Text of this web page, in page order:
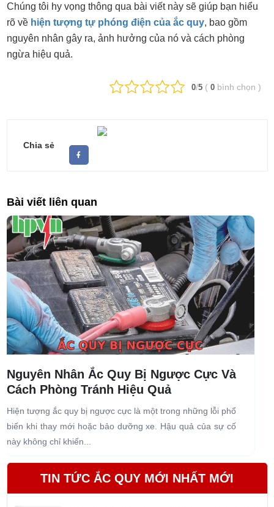
Chúng tôi hy vọng thông qua bài viết này sẽ giúp bạn hiểu
rõ về hiện tượng tự phóng điện của ắc quy, bao gồm
nguyên nhân gây ra, ảnh hưởng của nó và cách phòng
ngừa hiệu quả.
0/5 ( 0 bình chọn )
Chia sẻ
Bài viết liên quan
Nguyên Nhân Ắc Quy Bị Ngược Cực Và
Cách Phòng Tránh Hiệu Quả
Hiện tượng ắc quy bị ngược cực là một trong những lỗi phổ
biến khi thay mới hoặc bảo dưỡng xe. Hậu quả của sự cố
này không chỉ khiến...
TIN TỨC ẮC QUY MỚI NHẤT MỚI